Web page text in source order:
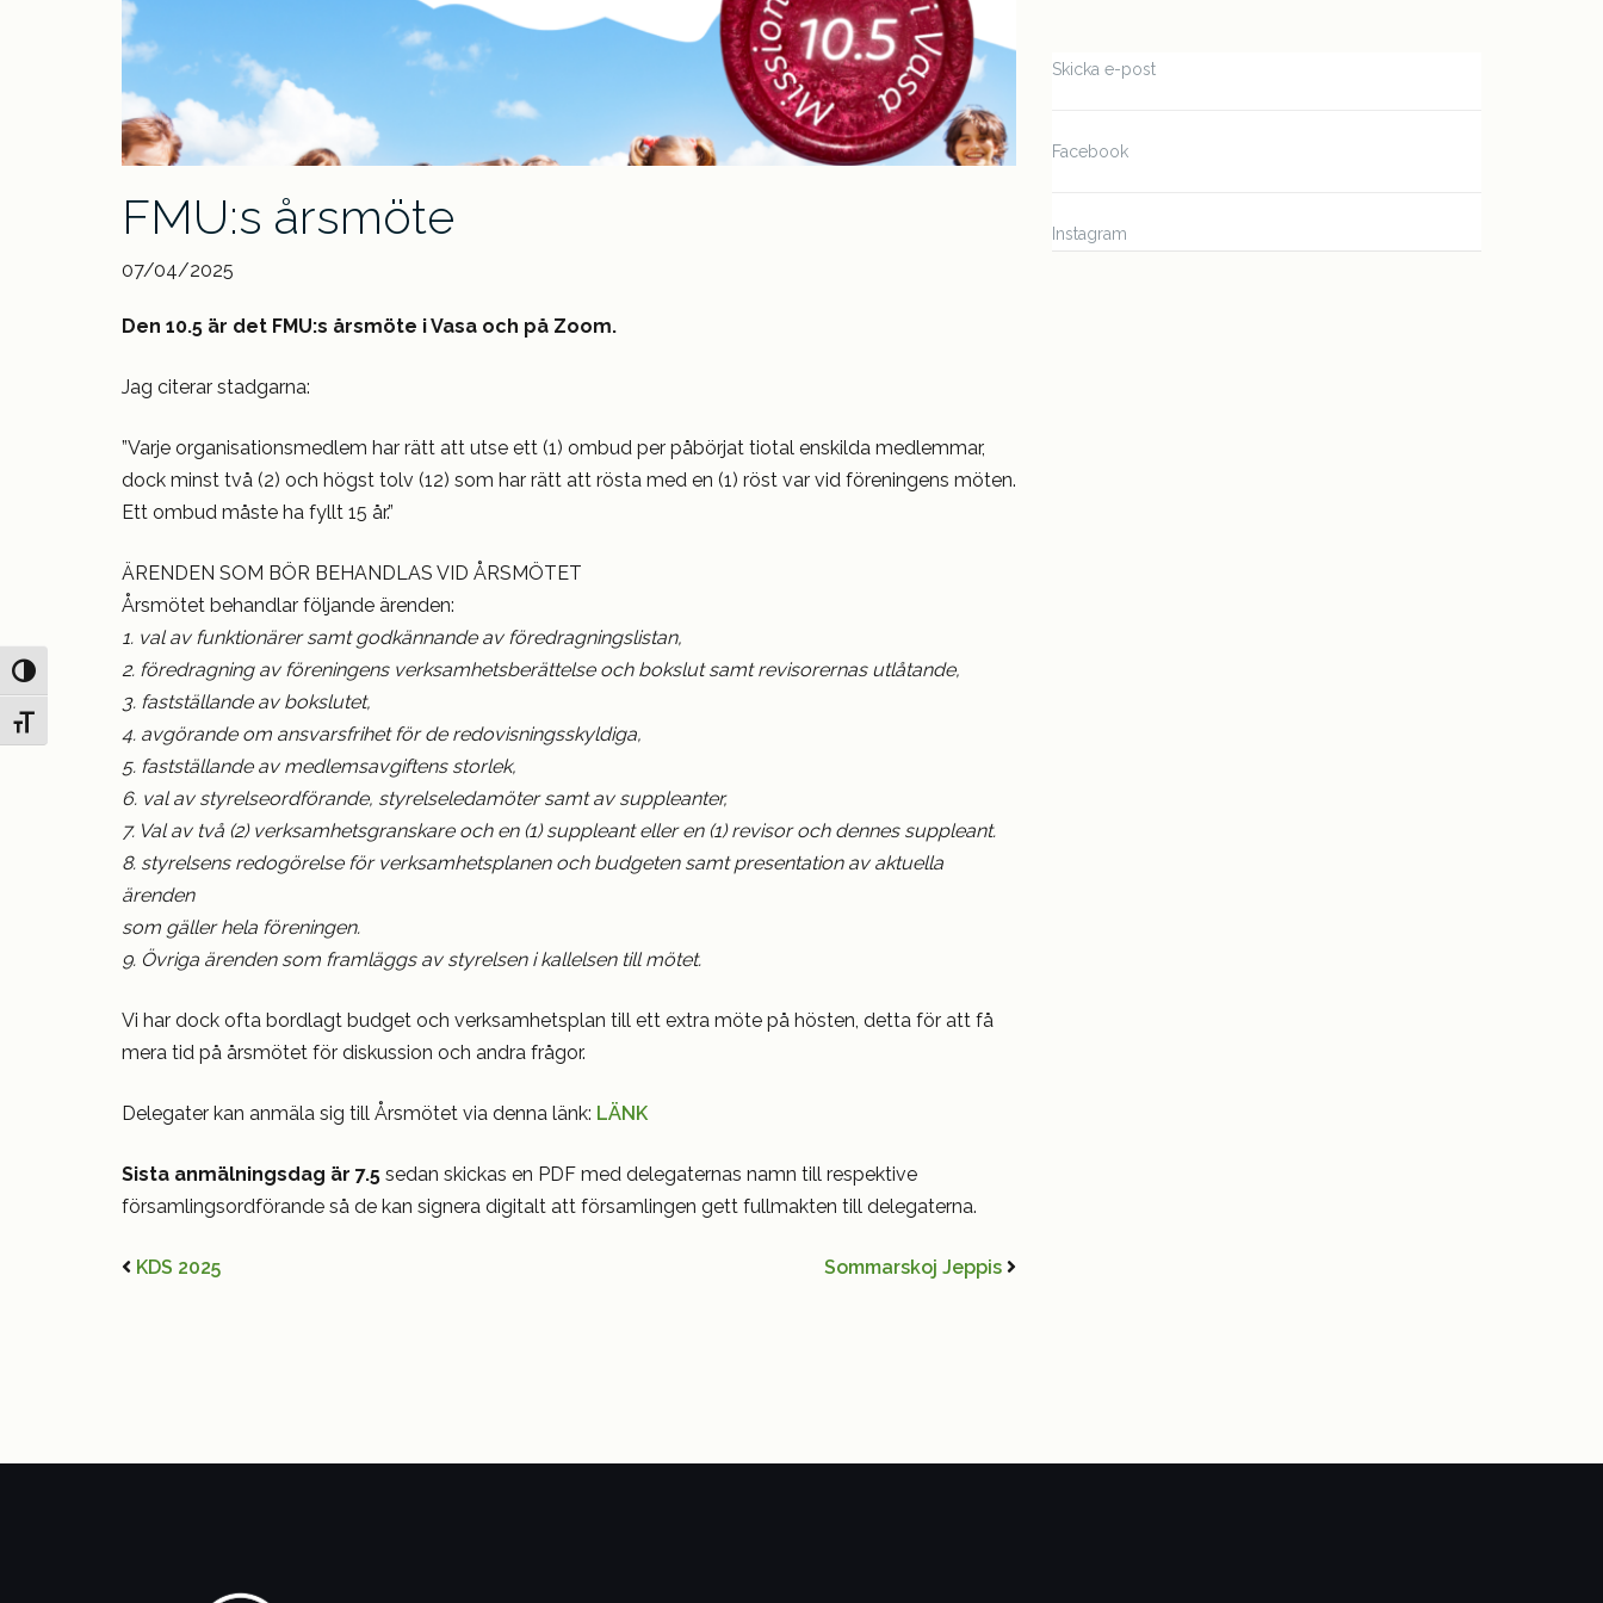
Slå på/av hög kontrast
Slå på/av textstorlek
FMU:s årsmöte
07/04/2025
Den 10.5 är det FMU:s årsmöte i Vasa och på Zoom.
Jag citerar stadgarna:
”Varje organisationsmedlem har rätt att utse ett (1) ombud per påbörjat tiotal enskilda medlemmar,
dock minst två (2) och högst tolv (12) som har rätt att rösta med en (1) röst var vid föreningens möten.
Ett ombud måste ha fyllt 15 år.”
ÄRENDEN SOM BÖR BEHANDLAS VID ÅRSMÖTET
Årsmötet behandlar följande ärenden:
1. val av funktionärer samt godkännande av föredragningslistan,
2. föredragning av föreningens verksamhetsberättelse och bokslut samt revisorernas utlåtande,
3. fastställande av bokslutet,
4. avgörande om ansvarsfrihet för de redovisningsskyldiga,
5. fastställande av medlemsavgiftens storlek,
6. val av styrelseordförande, styrelseledamöter samt av suppleanter,
7. Val av två (2) verksamhetsgranskare och en (1) suppleant eller en (1) revisor och dennes suppleant.
8. styrelsens redogörelse för verksamhetsplanen och budgeten samt presentation av aktuella
ärenden
som gäller hela föreningen.
9. Övriga ärenden som framläggs av styrelsen i kallelsen till mötet.
Vi har dock ofta bordlagt budget och verksamhetsplan till ett extra möte på hösten, detta för att få
mera tid på årsmötet för diskussion och andra frågor.
Delegater kan anmäla sig till Årsmötet via denna länk: LÄNK
Sista anmälningsdag är 7.5 sedan skickas en PDF med delegaternas namn till respektive
församlingsordförande så de kan signera digitalt att församlingen gett fullmakten till delegaterna.
KDS 2025 Sommarskoj Jeppis
Skicka e-post
Facebook
Instagram